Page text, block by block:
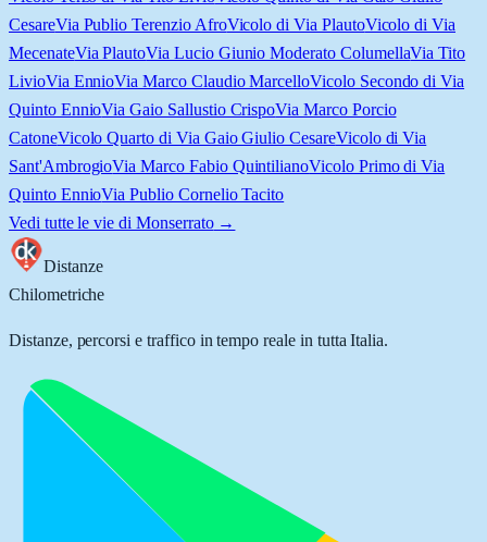
CesareVia Publio Terenzio AfroVicolo di Via PlautoVicolo di Via
MecenateVia PlautoVia Lucio Giunio Moderato ColumellaVia Tito
LivioVia EnnioVia Marco Claudio MarcelloVicolo Secondo di Via
Quinto EnnioVia Gaio Sallustio CrispoVia Marco Porcio
CatoneVicolo Quarto di Via Gaio Giulio CesareVicolo di Via
Sant'AmbrogioVia Marco Fabio QuintilianoVicolo Primo di Via
Quinto EnnioVia Publio Cornelio Tacito
Vedi tutte le vie di Monserrato→
Distanze
Chilometriche
Distanze, percorsi e traffico in tempo reale in tutta Italia.